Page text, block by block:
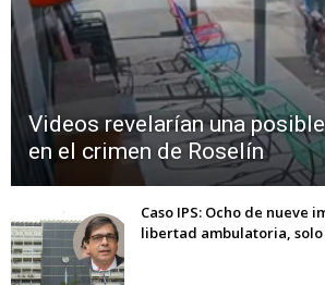
Videos revelarían una
en el crimen de Roselín
Caso IPS: Ocho de nueve
libertad ambulatoria,